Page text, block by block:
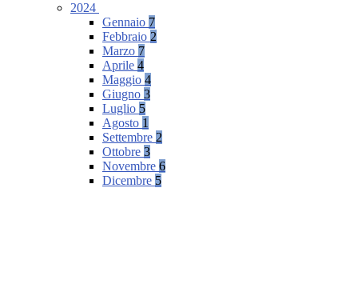
2024
Gennaio 7
Febbraio 2
Marzo 7
Aprile 4
Maggio 4
Giugno 3
Luglio 5
Agosto 1
Settembre 2
Ottobre 3
Novembre 6
Dicembre 5